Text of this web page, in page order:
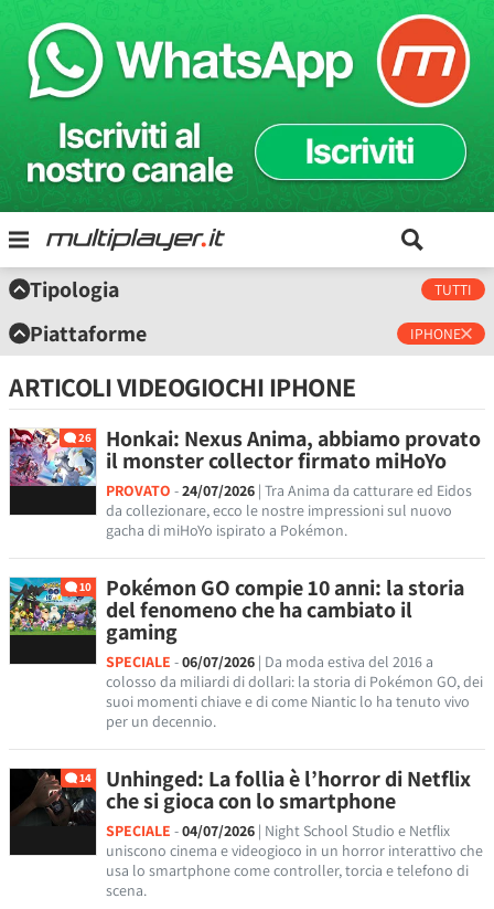
Tipologia TUTTI
Piattaforme IPHONE
ARTICOLI VIDEOGIOCHI IPHONE
26 Honkai: Nexus Anima, abbiamo provato
il monster collector firmato miHoYo
PROVATO -24/07/2026 | Tra Anima da catturare ed Eidos
da collezionare, ecco le nostre impressioni sul nuovo
gacha di miHoYo ispirato a Pokémon.
10 Pokémon GO compie 10 anni: la storia
del fenomeno che ha cambiato il
gaming
SPECIALE -06/07/2026 | Da moda estiva del 2016 a
colosso da miliardi di dollari: la storia di Pokémon GO, dei
suoi momenti chiave e di come Niantic lo ha tenuto vivo
per un decennio.
14 Unhinged: La follia è l’horror di Netflix
che si gioca con lo smartphone
SPECIALE -04/07/2026 | Night School Studio e Netflix
uniscono cinema e videogioco in un horror interattivo che
usa lo smartphone come controller, torcia e telefono di
scena.